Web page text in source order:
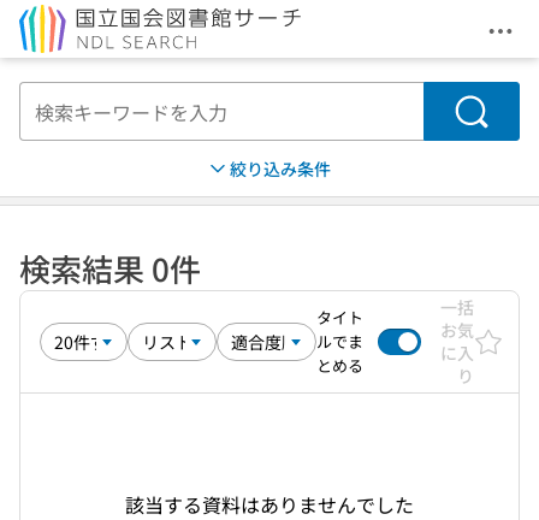
メ
検索
絞り込み条件
検索結果 0件
タイト
ルでま
とめる
一括
お気
に入
り
該当する資料はありませんでした